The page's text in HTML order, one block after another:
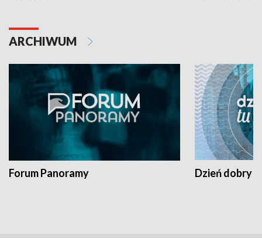
ARCHIWUM
Forum Panoramy Dzień dobry